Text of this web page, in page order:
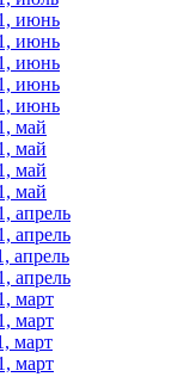
июнь
июнь
июнь
июнь
июнь
май
май
май
май
апрель
апрель
апрель
апрель
март
март
март
март